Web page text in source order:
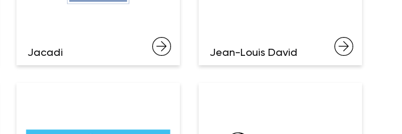
Jacadi Jean-Louis David